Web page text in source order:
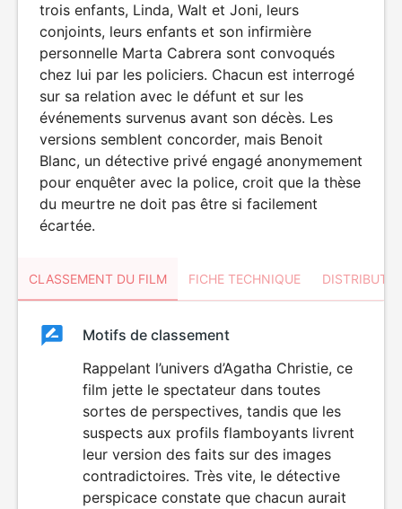
trois enfants, Linda, Walt et Joni, leurs
conjoints, leurs enfants et son infirmière
personnelle Marta Cabrera sont convoqués
chez lui par les policiers. Chacun est interrogé
sur sa relation avec le défunt et sur les
événements survenus avant son décès. Les
versions semblent concorder, mais Benoit
Blanc, un détective privé engagé anonymement
pour enquêter avec la police, croit que la thèse
du meurtre ne doit pas être si facilement
écartée.
CLASSEMENT DU FILM FICHE TECHNIQUE
ClassementClassement
Motifs de classement
Rappelant l’univers d’Agatha Christie, ce
film jette le spectateur dans toutes
sortes de perspectives, tandis que les
suspects aux profils flamboyants livrent
leur version des faits sur des images
contradictoires. Très vite, le détective
perspicace constate que chacun aurait